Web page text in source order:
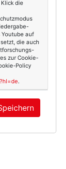
da um
die
Youtube auf
die auch
zur Cookie-
Policy
.